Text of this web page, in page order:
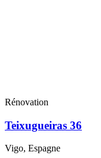
Rénovation
Teixugueiras 36
Vigo, Espagne